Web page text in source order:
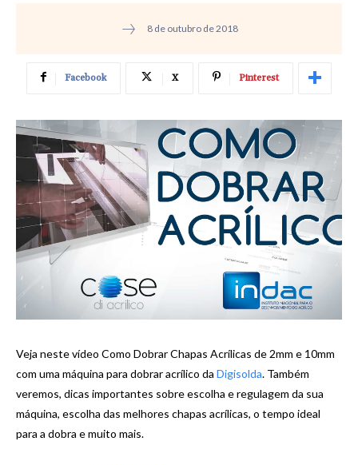
8 de outubro de 2018
Facebook X Pinterest
Veja neste vídeo Como Dobrar Chapas Acrílicas de 2mm e 10mm
com uma máquina para dobrar acrílico da Digisolda. Também
veremos, dicas importantes sobre escolha e regulagem da sua
máquina, escolha das melhores chapas acrílicas, o tempo ideal
para a dobra e muito mais.